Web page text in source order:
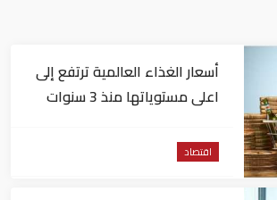
أسعار الغذاء العالمية ترتفع إلى
اعلى مستوياتها منذ 3 سنوات
اقتصاد